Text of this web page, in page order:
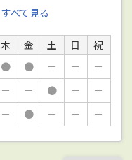
すべて見る
木 金 土 日
祝
● ● － －
－
－ － ● －
－
－ ● － － －